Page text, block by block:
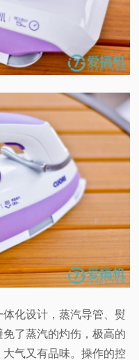
化设计，蒸汽导管、熨
了蒸汽的灼伤，极高的
气又有品味。操作的控